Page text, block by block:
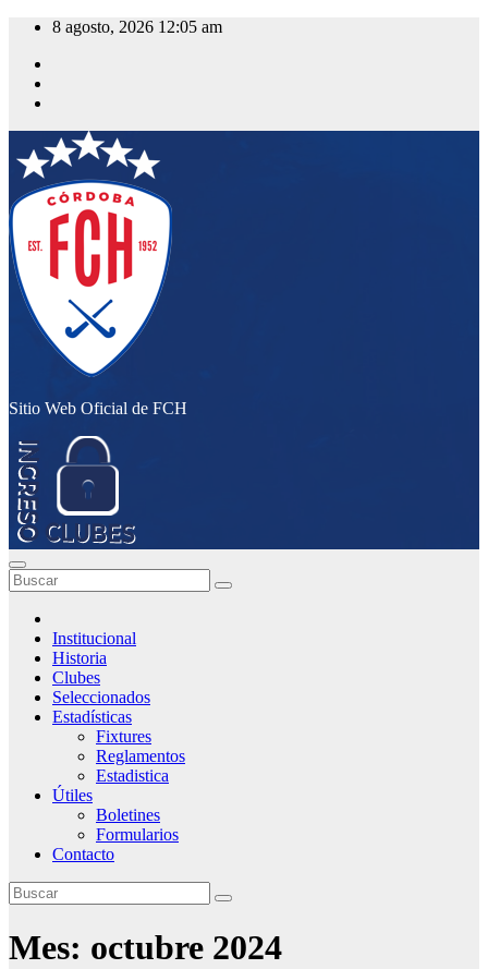
Saltar
contenido
8 agosto, 2026 12:05 am
Sitio Web Oficial de FCH
Institucional
Historia
Clubes
Seleccionados
Estadísticas
Fixtures
Reglamentos
Estadistica
Útiles
Boletines
Formularios
Contacto
Mes: octubre 2024